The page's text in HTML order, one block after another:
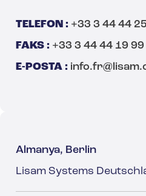
TELEFON : +33 3 44 44
FAKS : +33 3 44 44 19 99
E-POSTA :
Almanya, Berlin
Lisam Systems